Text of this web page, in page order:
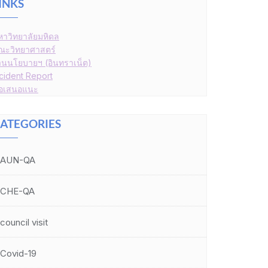
าวิทยาลัยมหิดล
ะวิทยาศาสตร์
นนโยบายฯ (อินทราเน็ต)
Report
เสนอแนะ
AUN-QA
CHE-QA
council visit
Covid-19